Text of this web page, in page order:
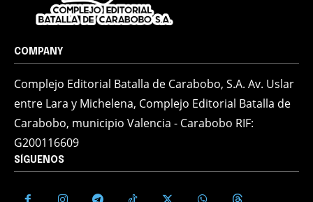
COMPANY
Complejo Editorial Batalla de Carabobo, S.A. Av. Uslar
entre Lara y Michelena, Complejo Editorial Batalla de
Carabobo, municipio Valencia - Carabobo RIF:
G200116609
SÍGUENOS